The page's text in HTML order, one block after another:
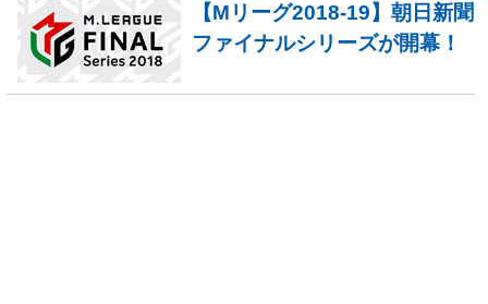
【Mリーグ2018-19】朝日新聞
ファイナルシリーズが開幕！